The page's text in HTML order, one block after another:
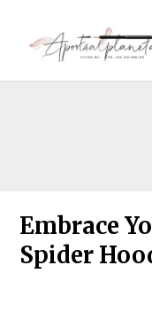
contenido
Embrace
Spider